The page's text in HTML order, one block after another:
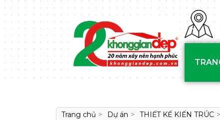
Trang chủ > Dự án > THIẾT KẾ KIẾN TRÚC >